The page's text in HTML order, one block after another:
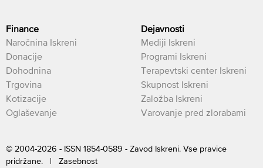
Finance
Naročnina Iskreni
Donacije
Dohodnina
Trgovina
Kotizacije
Oglaševanje
Dejavnosti
Mediji Iskreni
Programi Iskreni
Terapevtski center Iskreni
Skupnost Iskreni
Založba Iskreni
Varovanje pred zlorabami
© 2004-2026 - ISSN 1854-0589 - Zavod Iskreni. Vse pravice
pridržane. | Zasebnost